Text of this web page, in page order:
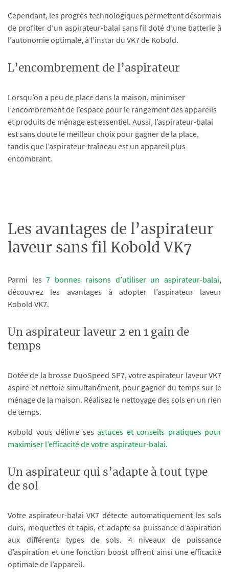
Cependant, les progrès technologiques permettent désormais
de profiter d’un aspirateur-balai sans fil doté d’une batterie à
l’autonomie optimale, à l’instar du VK7 de Kobold.
L’encombrement de l’aspirateur
Lorsqu’on a peu de place dans la maison, minimiser
l’encombrement de l’espace pour le rangement des appareils
et produits de ménage est essentiel. Aussi, l’aspirateur-balai
est sans doute le meilleur choix pour gagner de la place,
tandis que l’aspirateur-traîneau est un appareil plus
encombrant.
Les avantages de l’aspirateur
laveur sans fil Kobold VK7
Parmi les7 bonnes raisons d’utiliser un aspirateur-balai,
découvrez les avantages à adopter l’aspirateur laveur
Kobold VK7.
Un aspirateur laveur 2 en 1 gain de
temps
Dotée de la brosse DuoSpeed SP7, votre aspirateur laveur VK7
aspire et nettoie simultanément, pour gagner du temps sur le
ménage de la maison. Réalisez le nettoyage des sols en un rien
de temps.
Kobold vous délivre ses astuces et conseils pratiques pour
maximiser l’efficacité de votre aspirateur-balai.
Un aspirateur qui s’adapte à tout type
de sol
Votre aspirateur-balai VK7 détecte automatiquement les sols
durs, moquettes et tapis, et adapte sa puissance d’aspiration
aux différents types de sols. 4 niveaux de puissance
d’aspiration et une fonction boost offrent ainsi une efficacité
optimale de l’appareil.